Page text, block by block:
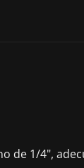
de 1/4",